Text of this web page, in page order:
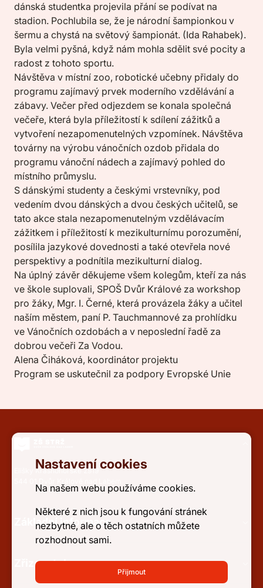
dánská studentka projevila přání se podívat na
stadion. Pochlubila se, že je národní šampionkou v
šermu a chystá na světový šampionát. (Ida Rahabek).
Byla velmi pyšná, když nám mohla sdělit své pocity a
radost z tohoto sportu.
Návštěva v místní zoo, robotické učebny přidaly do
programu zajímavý prvek moderního vzdělávání a
zábavy. Večer před odjezdem se konala společná
večeře, která byla příležitostí k sdílení zážitků a
vytvoření nezapomenutelných vzpomínek. Návštěva
továrny na výrobu vánočních ozdob přidala do
programu vánoční nádech a zajímavý pohled do
místního průmyslu.
S dánskými studenty a českými vrstevníky, pod
vedením dvou dánských a dvou českých učitelů, se
tato akce stala nezapomenutelným vzdělávacím
zážitkem i příležitostí k mezikulturnímu porozumění,
posílila jazykové dovednosti a také otevřela nové
perspektivy a podnítila mezikulturní dialog.
Na úplný závěr děkujeme všem kolegům, kteří za nás
ve škole suplovali, SPOŠ Dvůr Králové za workshop
pro žáky, Mgr. I. Černé, která provázela žáky a učitel
naším městem, paní P. Tauchmannové za prohlídku
ve Vánočních ozdobách a v neposlední řadě za
dobrou večeři Za Vodou.
Alena Čiháková, koordinátor projektu
Program se uskutečnil za podpory Evropské Unie
Elišky Krásnohorské 2919
Základní informace
Zřizovatel
Nastavení cookies
Na našem webu používáme cookies.
Některé z nich jsou k fungování stránek
nezbytné, ale o těch ostatních můžete
rozhodnout sami.
Přijmout